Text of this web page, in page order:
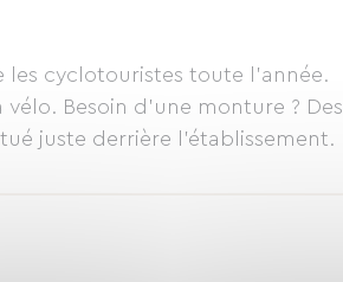
les cyclotouristes toute l'année.
Besoin d'une monture ? Des
juste derrière l'établissement.